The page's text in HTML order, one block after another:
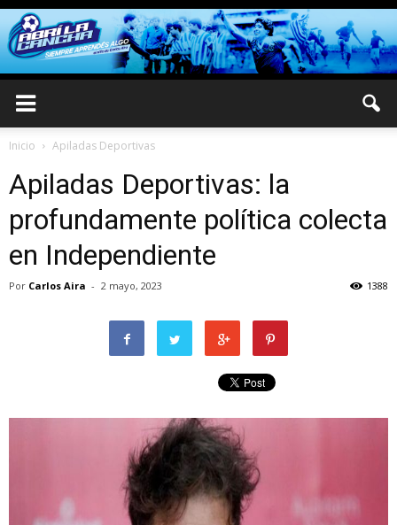
Inicio Apiladas Deportivas
Apiladas Deportivas: la
profundamente política colecta
en Independiente
Por Carlos Aira - 2 mayo, 2023 1388